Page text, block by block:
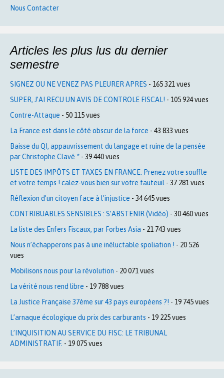
Nous Contacter
Articles les plus lus du dernier
semestre
SIGNEZ OU NE VENEZ PAS PLEURER APRES - 165 321 vues
SUPER, J’AI RECU UN AVIS DE CONTROLE FISCAL! - 105 924 vues
Contre-Attaque - 50 115 vues
La France est dans le côté obscur de la force - 43 833 vues
Baisse du QI, appauvrissement du langage et ruine de la pensée
par Christophe Clavé * - 39 440 vues
LISTE DES IMPÔTS ET TAXES EN FRANCE. Prenez votre souffle
et votre temps ! calez-vous bien sur votre fauteuil - 37 281 vues
Réflexion d’un citoyen face à l’injustice - 34 645 vues
CONTRIBUABLES SENSIBLES : S’ABSTENIR (Vidéo) - 30 460 vues
La liste des Enfers Fiscaux, par Forbes Asia - 21 743 vues
Nous n’échapperons pas à une inéluctable spoliation ! - 20 526
vues
Mobilisons nous pour la révolution - 20 071 vues
La vérité nous rend libre - 19 788 vues
La Justice Française 37ème sur 43 pays européens ?! - 19 745 vues
L’arnaque écologique du prix des carburants - 19 225 vues
L’INQUISITION AU SERVICE DU FISC: LE TRIBUNAL
ADMINISTRATIF. - 19 075 vues